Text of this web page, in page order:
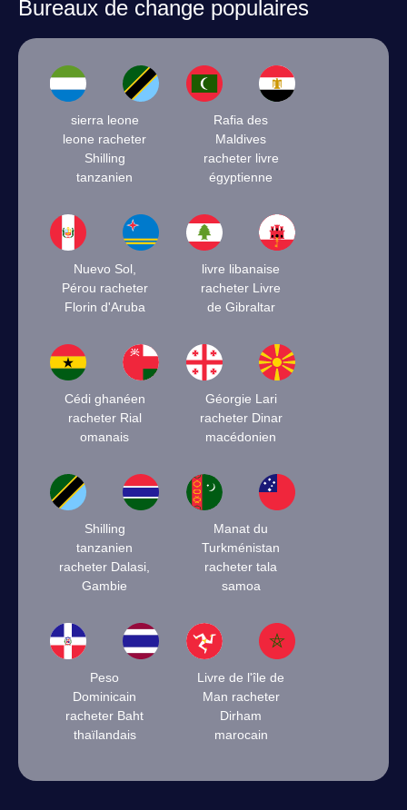
Bureaux de change populaires
sierra leone
leone racheter
Shilling
tanzanien
Rafia des
Maldives
racheter livre
égyptienne
Nuevo Sol,
Pérou racheter
Florin d'Aruba
livre libanaise
racheter Livre
de Gibraltar
Cédi ghanéen
racheter Rial
omanais
Géorgie Lari
racheter Dinar
macédonien
Shilling
tanzanien
racheter Dalasi,
Gambie
Manat du
Turkménistan
racheter tala
samoa
Peso
Dominicain
racheter Baht
thaïlandais
Livre de l'île de
Man racheter
Dirham
marocain